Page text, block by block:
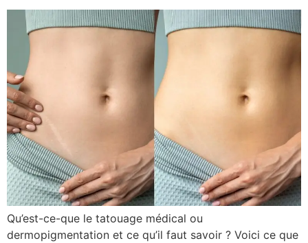
Qu’est-ce-que le tatouage médical ou
dermopigmentation et ce qu’il faut savoir ? Voici ce que